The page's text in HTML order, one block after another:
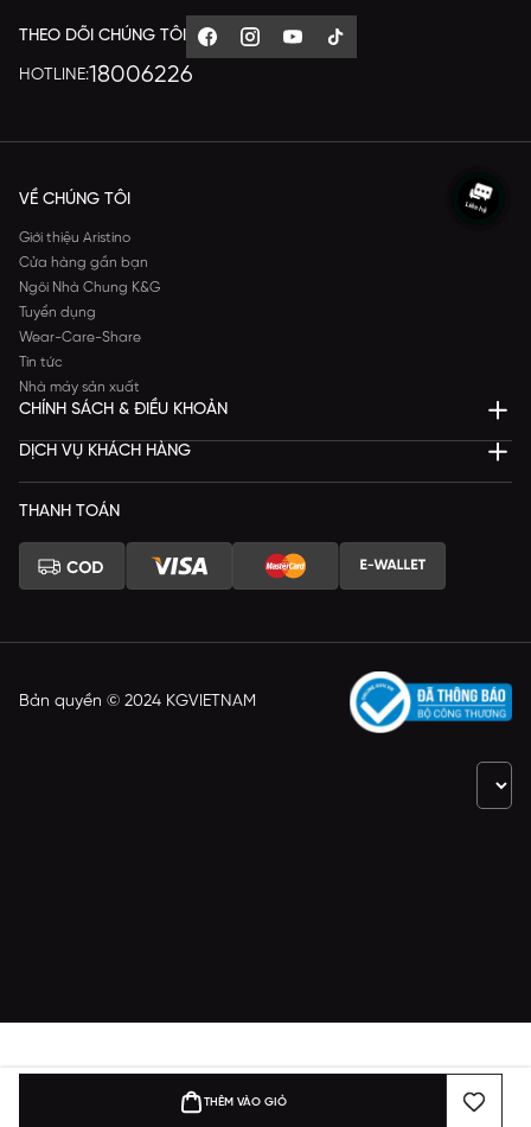
THÊM VÀO GIỎ
THEO DÕI CHÚNG TÔI
HOTLINE:18006226
VỀ CHÚNG TÔI
Giới thiệu Aristino
Cửa hàng gần bạn
Ngôi Nhà Chung K&G
Tuyển dụng
Wear-Care-Share
Tin tức
Nhà máy sản xuất
CHÍNH SÁCH & ĐIỀU KHOẢN
DỊCH VỤ KHÁCH HÀNG
THANH TOÁN
Bản quyền © 2024 KGVIETNAM